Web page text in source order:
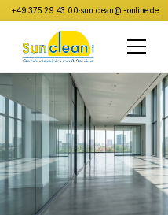
+49 375 29 43 00·sun.clean@t-online.de